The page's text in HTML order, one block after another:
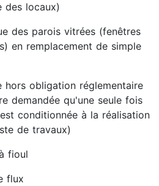
des locaux)
des parois vitrées (fenêtres
en remplacement de simple
hors obligation réglementaire
demandée qu'une seule fois
conditionnée à la réalisation
de travaux)
fioul
flux